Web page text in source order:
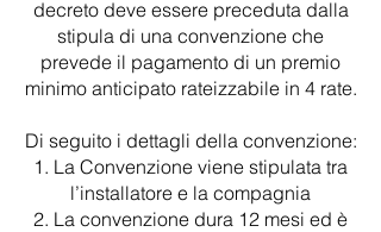
decreto deve essere preceduta dalla
stipula di una convenzione che
prevede il pagamento di un premio
minimo anticipato rateizzabile in 4 rate.
Di seguito i dettagli della convenzione:
La Convenzione viene stipulata tra
l’installatore e la compagnia
La convenzione dura 12 mesi ed è